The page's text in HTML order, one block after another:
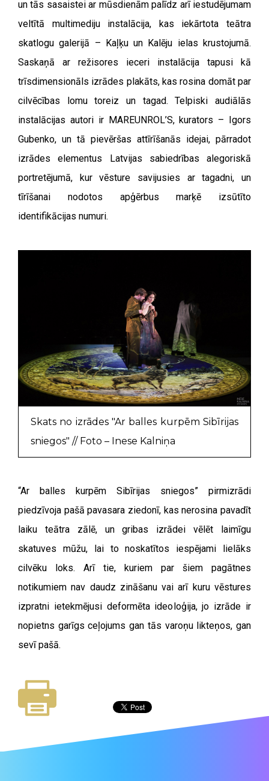
un tās sasaistei ar mūsdienām palīdz arī iestudējumam
veltītā multimediju instalācija, kas iekārtota teātra
skatlogu galerijā – Kaļķu un Kalēju ielas krustojumā.
Saskaņā ar režisores ieceri instalācija tapusi kā
trīsdimensionāls izrādes plakāts, kas rosina domāt par
cilvēcības lomu toreiz un tagad. Telpiski audiālās
instalācijas autori ir MAREUNROL’S, kurators – Igors
Gubenko, un tā pievēršas attīrīšanās idejai, pārradot
izrādes elementus Latvijas sabiedrības alegoriskā
portretējumā, kur vēsture savijusies ar tagadni, un
tīrīšanai nodotos apģērbus marķē izsūtīto
identifikācijas numuri.
Skats no izrādes "Ar balles kurpēm Sibīrijas
sniegos" // Foto – Inese Kalniņa
“Ar balles kurpēm Sibīrijas sniegos” pirmizrādi
piedzīvoja pašā pavasara ziedonī, kas nerosina pavadīt
laiku teātra zālē, un gribas izrādei vēlēt laimīgu
skatuves mūžu, lai to noskatītos iespējami lielāks
cilvēku loks. Arī tie, kuriem par šiem pagātnes
notikumiem nav daudz zināšanu vai arī kuru vēstures
izpratni ietekmējusi deformēta ideoloģija, jo izrāde ir
nopietns garīgs ceļojums gan tās varoņu likteņos, gan
sevī pašā.